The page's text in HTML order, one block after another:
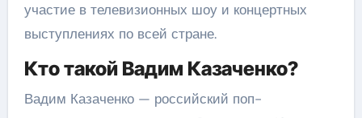
участие в телевизионных шоу и концертных
выступлениях по всей стране.
Кто такой Вадим Казаченко?
Вадим Казаченко — российский поп-